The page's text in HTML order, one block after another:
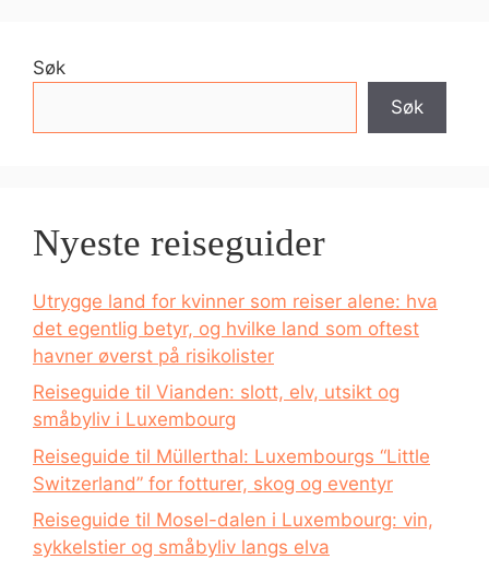
Søk
Søk
Nyeste reiseguider
Utrygge land for kvinner som reiser alene: hva
det egentlig betyr, og hvilke land som oftest
havner øverst på risikolister
Reiseguide til Vianden: slott, elv, utsikt og
småbyliv i Luxembourg
Reiseguide til Müllerthal: Luxembourgs “Little
Switzerland” for fotturer, skog og eventyr
Reiseguide til Mosel-dalen i Luxembourg: vin,
sykkelstier og småbyliv langs elva